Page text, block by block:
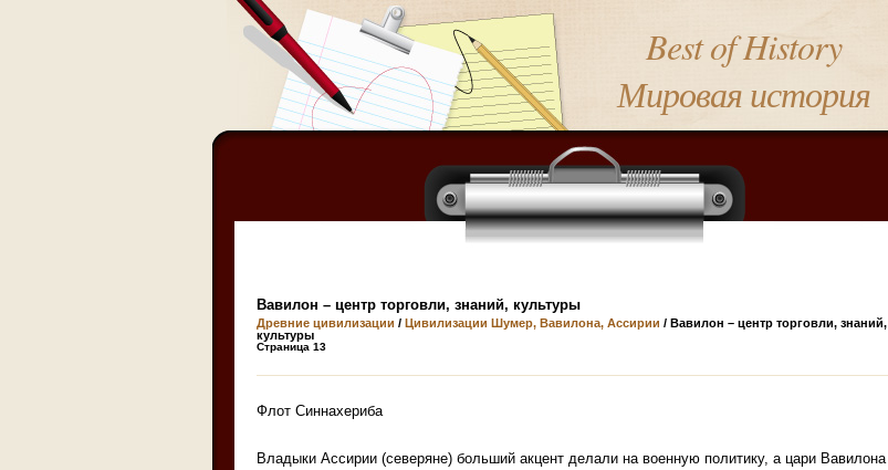
Best of History
Мировая история
Вавилон – центр торговли, знаний, культуры
Древние цивилизации / Цивилизации Шумер, Вавилона, Ассирии / Вавилон – центр торговли, знаний,
культуры
Страница 13
Флот Синнахериба
Владыки Ассирии (северяне) больший акцент делали на военную политику, а цари Вавилона